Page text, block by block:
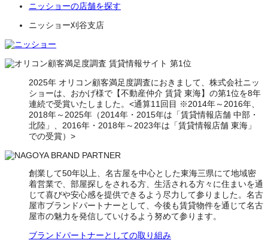
ニッショーの店舗を探す
ニッショー刈谷支店
2025年 オリコン顧客満足度調査におきまして、株式会社ニッ
ショーは、おかげ様で【不動産仲介 賃貸 東海】の第1位を8年
連続で受賞いたしました。<通算11回目 ※2014年～2016年、
2018年～2025年（2014年・2015年は「賃貸情報店舗 中部・
北陸」、2016年・2018年～2023年は「賃貸情報店舗 東海」
での受賞）>
創業して50年以上、名古屋を中心とした東海三県にて地域密
着営業で、部屋探しをされる方、生活される方々に住まいを通
じて喜びや安心感を提供できるよう尽力して参りました。名古
屋市ブランドパートナーとして、今後も賃貸物件を通じて名古
屋市の魅力を発信していけるよう努めて参ります。
ブランドパートナーとしての取り組み